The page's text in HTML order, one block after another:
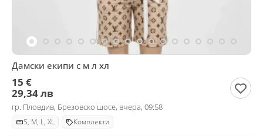
Дамски екипи с м л хл
15 €
29,34 лв
гр. Пловдив, Брезовско шосе, вчера, 09:58
S, M, L, XL Комплекти